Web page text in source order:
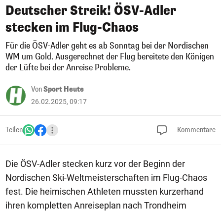
Deutscher Streik! ÖSV-Adler
stecken im Flug-Chaos
Für die ÖSV-Adler geht es ab Sonntag bei der Nordischen
WM um Gold. Ausgerechnet der Flug bereitete den Königen
der Lüfte bei der Anreise Probleme.
VonSport Heute
26.02.2025, 09:17
Teilen Kommentare
Die ÖSV-Adler stecken kurz vor der Beginn der
Nordischen Ski-Weltmeisterschaften im Flug-Chaos
fest. Die heimischen Athleten mussten kurzerhand
ihren kompletten Anreiseplan nach Trondheim